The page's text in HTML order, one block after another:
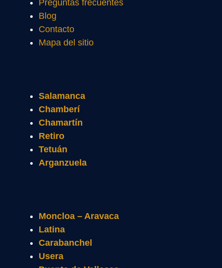
Preguntas frecuentes
Blog
Contacto
Mapa del sitio
Salamanca
Chamberí
Chamartín
Retiro
Tetuán
Arganzuela
Moncloa – Aravaca
Latina
Carabanchel
Usera